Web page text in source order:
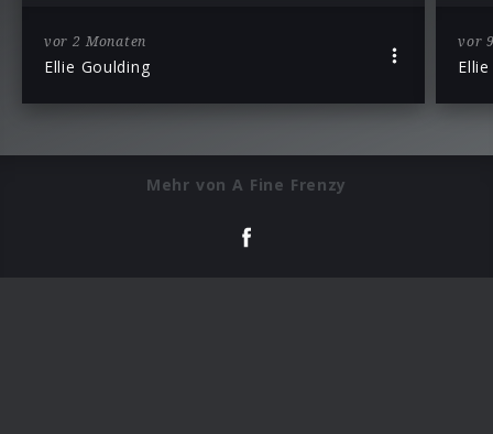
vor 2 Monaten
Ellie Goulding
vor
Mehr von A Fine Frenzy